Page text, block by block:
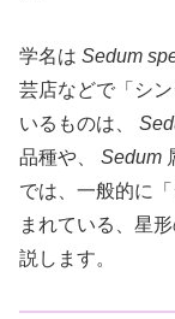
学名は Sedum
芸店などで「シ
いるものは、
品種や、 Sedum
では、一般的に
まれている、星
説します。